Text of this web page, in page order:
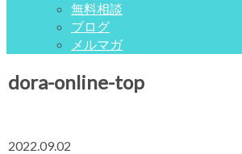
無料相談
ブログ
メルマガ
dora-online-top
2022.09.02